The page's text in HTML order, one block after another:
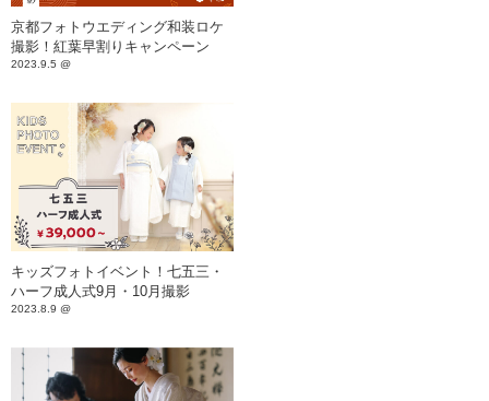
京都フォトウエディング和装ロケ
撮影！紅葉早割りキャンペーン
2023.9.5 @
キッズフォトイベント！七五三・
ハーフ成人式9月・10月撮影
2023.8.9 @